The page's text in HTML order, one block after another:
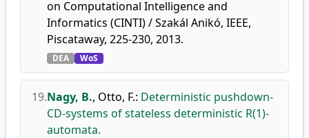
on Computational Intelligence and
Informatics (CINTI) / Szakál Anikó, IEEE,
Piscataway, 225-230, 2013.
DEA WoS
19.Nagy, B., Otto, F.: Deterministic pushdown-
CD-systems of stateless deterministic R(1)-
automata.